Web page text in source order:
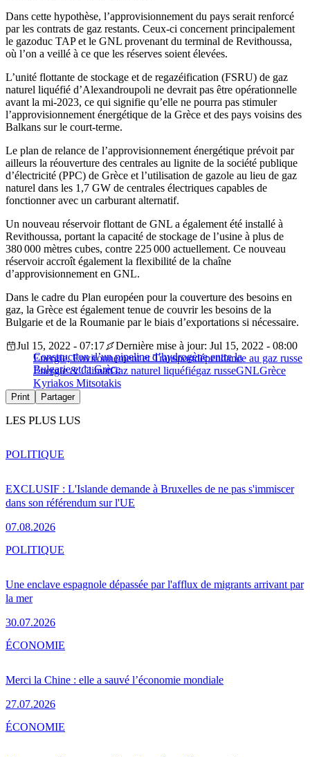
Dans cette hypothèse, l’approvisionnement du pays serait renforcé
par les contrats de gaz restants. Ceux-ci concernent principalement
le gazoduc TAP et le GNL provenant du terminal de Revithoussa,
où l’on a veillé à ce que les réserves soient élevées.
L’unité flottante de stockage et de regazéification (FSRU) de gaz
naturel liquéfié d’Alexandroupoli ne devrait pas être opérationnelle
avant la mi-2023, ce qui signifie qu’elle ne pourra pas stimuler
l’approvisionnement énergétique de la Grèce et des pays voisins des
Balkans sur le court-terme.
Le plan de relance de l’approvisionnement énergétique prévoit par
ailleurs la réouverture des centrales au lignite de la société publique
d’électricité (PPC) de Grèce et l’utilisation de gazole au lieu de gaz
naturel dans les 1,7 GW de centrales électriques capables de
fonctionner avec un carburant alternatif.
Un nouveau réservoir flottant de GNL a également été installé à
Revithoussa, portant la capacité de stockage de l’usine à plus de
380 000 mètres cubes, contre 225 000 actuellement. Ce nouveau
réservoir accroît également la flexibilité de la chaîne
d’approvisionnement en GNL.
Dans le cadre du Plan européen pour la couverture des besoins en
gaz, la Grèce est également tenue de couvrir les besoins de la
Bulgarie et de la Roumanie par le biais d’exportations si nécessaire.
Construction d’un pipeline d’hydrogène entre la
Bulgarie et la Grèce
Jul 15, 2022 - 07:17
Dernière mise à jour: Jul 15, 2022 - 08:00
Energie, Environnement et Transportdépendance au gaz russe
Energie & ClimatGaz naturel liquéfiégaz russeGNLGrèce
Kyriakos Mitsotakis
Print Partager
LES PLUS LUS
EXCLUSIF : L'Islande demande à Bruxelles de ne pas s'immiscer
dans son référendum sur l'UE
07.08.2026
POLITIQUE
Une enclave espagnole dépassée par l'afflux de migrants arrivant par
la mer
30.07.2026
POLITIQUE
Merci la Chine : elle a sauvé l’économie mondiale
27.07.2026
ÉCONOMIE
ÉCONOMIE